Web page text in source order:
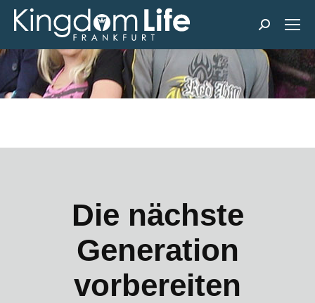
Search:
Die nächste
Generation
vorbereiten